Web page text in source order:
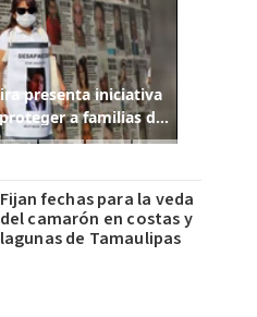
Fijan fechas para la veda
del camarón en costas y
lagunas de Tamaulipas